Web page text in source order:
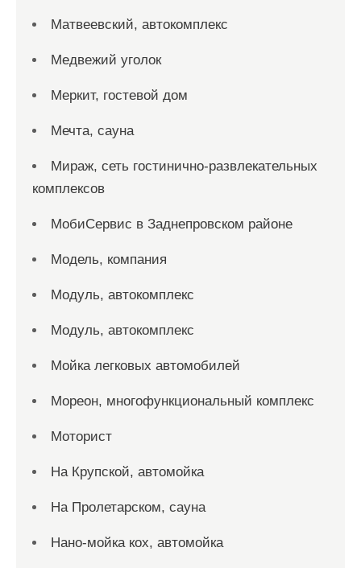
Матвеевский, автокомплекс
Медвежий уголок
Меркит, гостевой дом
Мечта, сауна
Мираж, сеть гостинично-развлекательных
комплексов
МобиСервис в Заднепровском районе
Модель, компания
Модуль, автокомплекс
Модуль, автокомплекс
Мойка легковых автомобилей
Мореон, многофункциональный комплекс
Моторист
На Крупской, автомойка
На Пролетарском, сауна
Нано-мойка кох, автомойка